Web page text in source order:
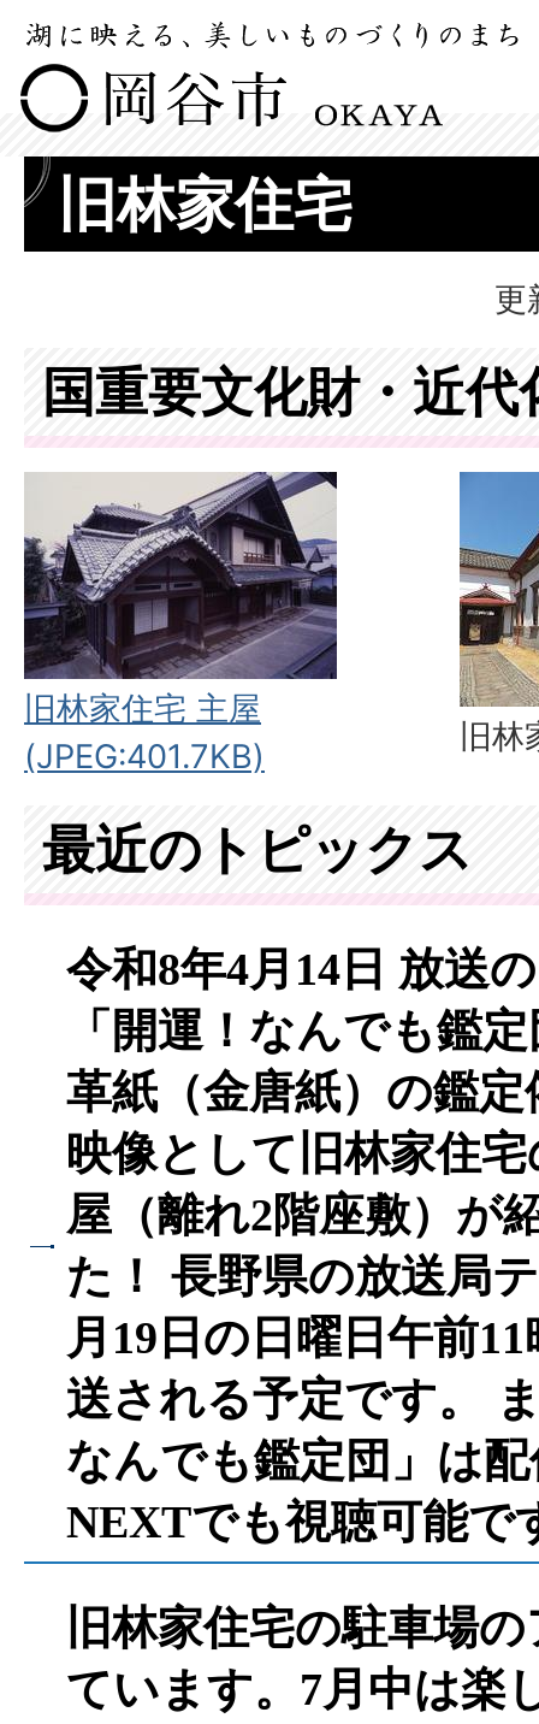
旧林家住宅
更
国重要文化財・近代
旧林家住宅 主屋
(JPEG:401.7KB)
旧
最近のトピックス
令和8年4月14日 放送
「開運！なんでも鑑
革紙（金唐紙）の鑑
映像として旧林家住
屋（離れ2階座敷）が
た！ 長野県の放送局
月19日の日曜日午前
送される予定です。
なんでも鑑定団」は
NEXTでも視聴可能で
旧林家住宅の駐車場
ています。7月中は楽